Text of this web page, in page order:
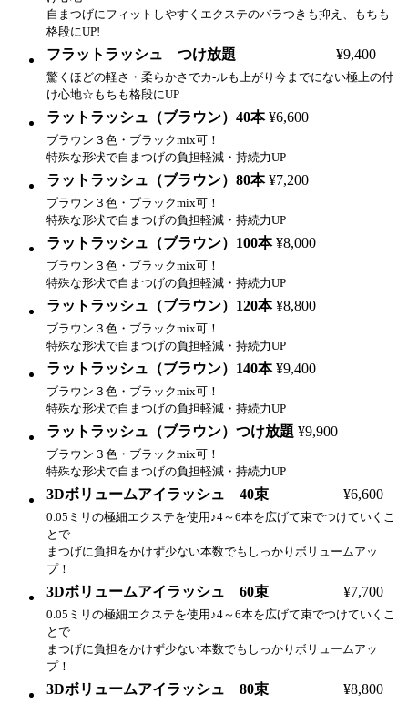
自まつげにフィットしやすくエクステのバラつきも抑え、もちも
格段にUP!
フラットラッシュ つけ放題 ¥9,400
驚くほどの軽さ・柔らかさでカ-ルも上がり今までにない極上の付
け心地☆もちも格段にUP
ラットラッシュ（ブラウン）40本 ¥6,600
ブラウン３色・ブラックmix可！
特殊な形状で自まつげの負担軽減・持続力UP
ラットラッシュ（ブラウン）80本 ¥7,200
ブラウン３色・ブラックmix可！
特殊な形状で自まつげの負担軽減・持続力UP
ラットラッシュ（ブラウン）100本 ¥8,000
ブラウン３色・ブラックmix可！
特殊な形状で自まつげの負担軽減・持続力UP
ラットラッシュ（ブラウン）120本 ¥8,800
ブラウン３色・ブラックmix可！
特殊な形状で自まつげの負担軽減・持続力UP
ラットラッシュ（ブラウン）140本 ¥9,400
ブラウン３色・ブラックmix可！
特殊な形状で自まつげの負担軽減・持続力UP
ラットラッシュ（ブラウン）つけ放題 ¥9,900
ブラウン３色・ブラックmix可！
特殊な形状で自まつげの負担軽減・持続力UP
3Dボリュームアイラッシュ 40束 ¥6,600
0.05ミリの極細エクステを使用♪4～6本を広げて束でつけていくこ
とで
まつげに負担をかけず少ない本数でもしっかりボリュームアッ
プ！
3Dボリュームアイラッシュ 60束 ¥7,700
0.05ミリの極細エクステを使用♪4～6本を広げて束でつけていくこ
とで
まつげに負担をかけず少ない本数でもしっかりボリュームアッ
プ！
3Dボリュームアイラッシュ 80束 ¥8,800